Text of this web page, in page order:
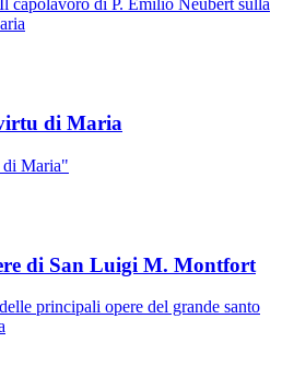
capolavoro di P. Emilio Neubert sulla
di Maria
Maria"
di San Luigi M. Montfort
principali opere del grande santo